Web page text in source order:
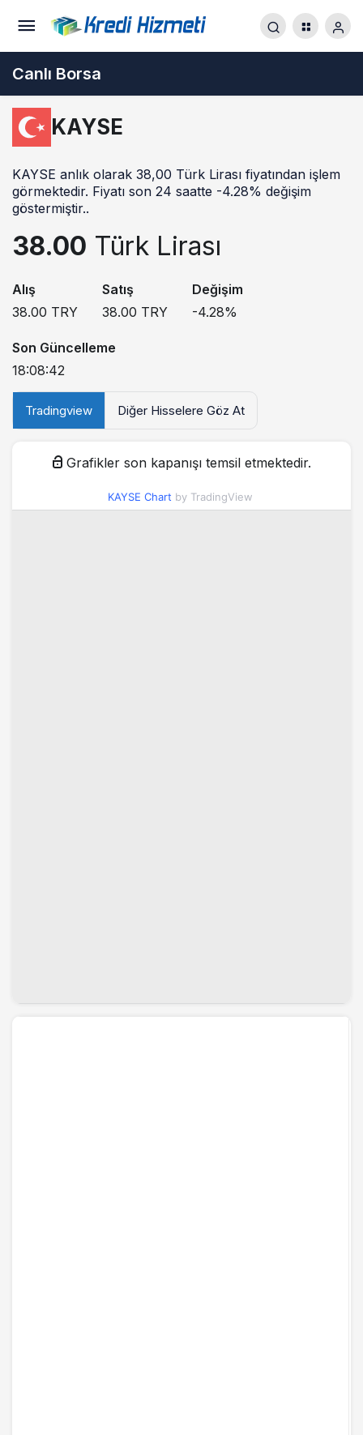
Canlı Borsa
KAYSE
KAYSE anlık olarak 38,00 Türk Lirası fiyatından işlem
görmektedir. Fiyatı son 24 saatte -4.28% değişim
göstermiştir..
38.00 Türk Lirası
Alış
38.00 TRY
Satış
38.00 TRY
Değişim
-4.28%
Son Güncelleme
18:08:42
Tradingview Diğer Hisselere Göz At
Grafikler son kapanışı temsil etmektedir.
KAYSE Chart by TradingView